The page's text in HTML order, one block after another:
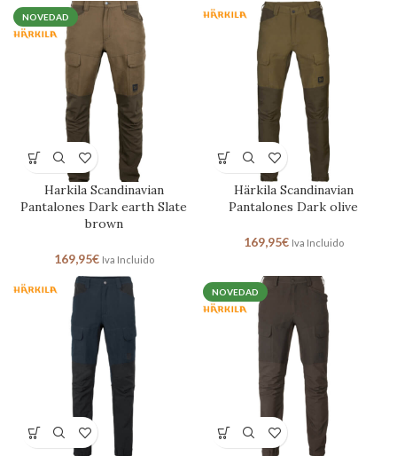
NOVEDAD
Harkila Scandinavian
Pantalones Dark earth Slate
brown
169,95€ Iva Incluido
Härkila Scandinavian
Pantalones Dark olive
169,95€ Iva Incluido
NOVEDAD